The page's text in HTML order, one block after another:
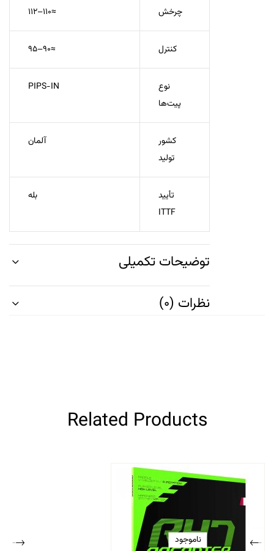
چرخش ≈110–112
کنترل ≈90–95
نوع
پیت‌ها
PIPS-IN
کشور
تولید
آلمان
تأیید
ITTF
بله
توضیحات تکمیلی
نظرات (0)
Related Products
ناموجود